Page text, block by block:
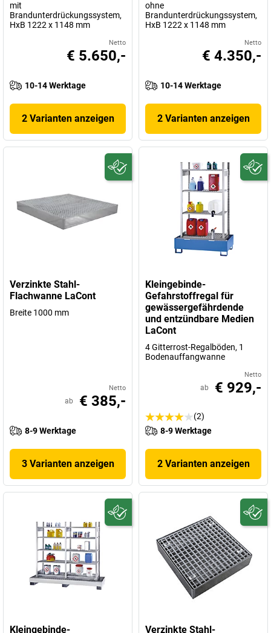
mit
Brandunterdrückungssystem,
HxB 1222 x 1148 mm
Netto
€ 5.650,-
10-14 Werktage
2 Varianten anzeigen
ohne
Brandunterdrückungssystem,
HxB 1222 x 1148 mm
Netto
€ 4.350,-
10-14 Werktage
2 Varianten anzeigen
Verzinkte Stahl-
Flachwanne LaCont
Breite 1000 mm
Netto
ab € 385,-
8-9 Werktage
3 Varianten anzeigen
Kleingebinde-
Gefahrstoffregal für
gewässergefährdende
und entzündbare Medien
LaCont
4 Gitterrost-Regalböden, 1
Bodenauffangwanne
Netto
ab € 929,-
(2)
8-9 Werktage
2 Varianten anzeigen
Kleingebinde- Verzinkte Stahl-